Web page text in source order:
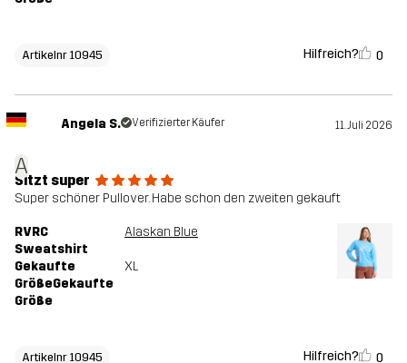
Artikelnr 10945 Hilfreich? 0
A
Angela S. Verifizierter Käufer 11. Juli 2026
Sitzt super
Super schöner Pullover. Habe schon den zweiten gekauft
RVRC
Sweatshirt
Alaskan Blue
Gekaufte
GrößeGekaufte
Größe
XL
Artikelnr 10945 Hilfreich? 0